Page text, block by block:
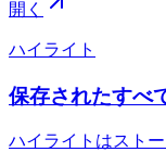
開く
ハイライト
保存されたすべ
ハイライトはスト